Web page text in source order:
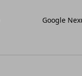
Google